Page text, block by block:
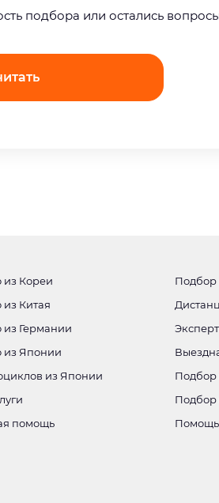
подбора или остались
из Кореи
из Китая
из Германии
из Японии
из Японии
помощь
Подбор
Подбор
Подбор
Помощь